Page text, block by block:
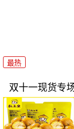
最热
双十一现货专